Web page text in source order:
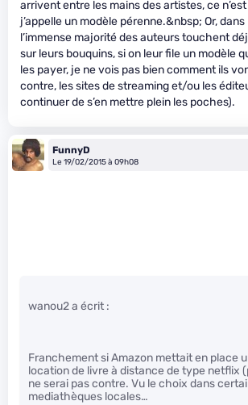
arrivent entre les mains des artistes, ce
j’appelle un modèle pérenne.&nbsp; Or,
l’immense majorité des auteurs touchent
sur leurs bouquins, si on leur file un modèle
les payer, je ne vois pas bien comment ils
contre, les sites de streaming et/ou les
continuer de s’en mettre plein les poches).
FunnyD
Le 19/02/2015 à 09h08
wanou2 a écrit :
Franchement si Amazon mettait en place
location de livre à distance de type netflix
ne serai pas contre. Vu le choix dans
mediathèques locales…